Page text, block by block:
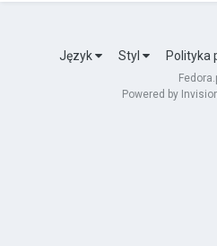
Język Styl Polityka
Powered by